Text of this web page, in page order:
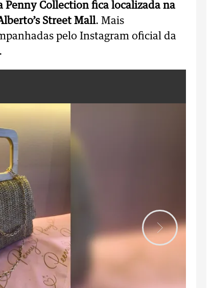
Penny Collection fica localizada na
Street Mall. Mais
pelo Instagram oficial da
.